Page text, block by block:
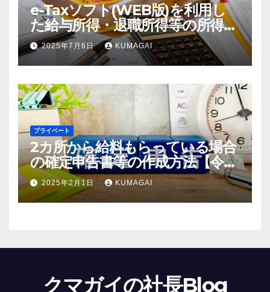
e-Taxソフト(WEB版)を利用し
た給与所得・退職所得等の所得税
徴収高計算書の作成方法【令和7
年；2025年分】(創業4年目)
2025年7月6日 KUMAGAI
プライベート
2カ所から給料もらっている場合
の確定申告書等の作成方法【令和
6年；2024年分】
2025年2月1日 KUMAGAI
クマガイの社長Blog